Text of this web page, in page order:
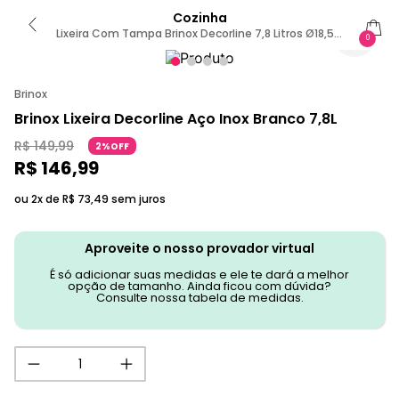
Cozinha
Lixeira Com Tampa Brinox Decorline 7,8 Litros Ø18,5 X
32cm Aço Inox Inox
0
Brinox
Brinox Lixeira Decorline Aço Inox Branco 7,8L
R$ 149,99 2%OFF
R$ 146,99
ou 2x de R$ 73,49 sem juros
Aproveite o nosso provador virtual
É só adicionar suas medidas e ele te dará a melhor
opção de tamanho. Ainda ficou com dúvida?
Consulte nossa tabela de medidas.